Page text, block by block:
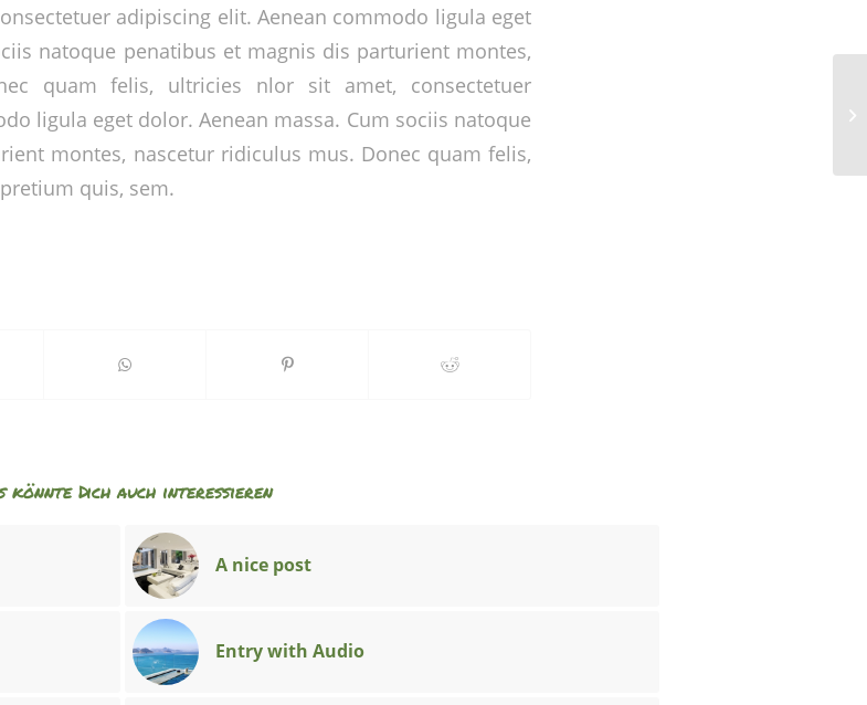
adipiscing elit. Aenean commodo ligula eget
natoque penatibus et magnis dis parturient montes,
quam felis, ultricies nlor sit amet, consectetuer
ligula eget dolor. Aenean massa. Cum sociis natoque
montes, nascetur ridiculus mus. Donec quam felis,
quis, sem.
könnte Dich auch interessieren
A nice post
Entry with Audio